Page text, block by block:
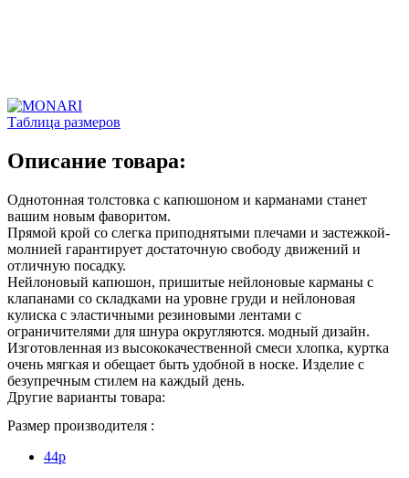
Таблица размеров
Описание товара:
Однотонная толстовка с капюшоном и карманами станет
вашим новым фаворитом.
Прямой крой со слегка приподнятыми плечами и застежкой-
молнией гарантирует достаточную свободу движений и
отличную посадку.
Нейлоновый капюшон, пришитые нейлоновые карманы с
клапанами со складками на уровне груди и нейлоновая
кулиска с эластичными резиновыми лентами с
ограничителями для шнура округляются. модный дизайн.
Изготовленная из высококачественной смеси хлопка, куртка
очень мягкая и обещает быть удобной в носке. Изделие с
безупречным стилем на каждый день.
Другие варианты товара:
Размер производителя :
44p